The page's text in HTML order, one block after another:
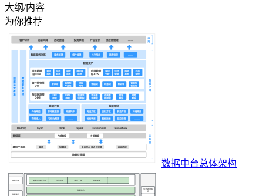
大纲/内容
为你推荐
数据中台总体架构